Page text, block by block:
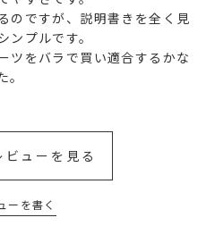
のですが、説明書きを全く見
プルです。
ツをバラで買い適合するかな
ビューを見る
ーを書く